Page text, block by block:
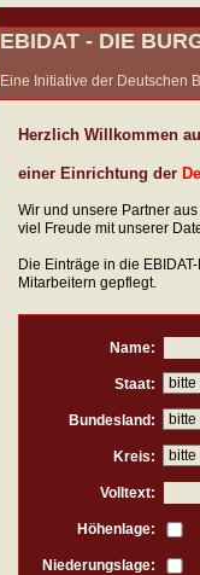
EBIDAT - DIE
Eine Initiative der Deutschen
Herzlich Willkommen
einer Einrichtung der
Wir und unsere Partner
viel Freude mit unserer
Die Einträge in die
Mitarbeitern gepflegt.
Name:
Staat:
Bundesland:
Kreis:
Volltext:
Höhenlage:
Niederungslage: